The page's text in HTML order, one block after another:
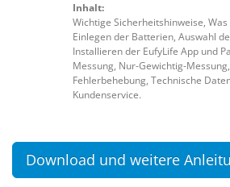
Inhalt:
Wichtige Sicherheitshinweise,
Einlegen der Batterien, Auswahl
Installieren der EufyLife App und
Messung, Nur-Gewichtig-
Fehlerbehebung, Technische
Kundenservice.
Download und weitere